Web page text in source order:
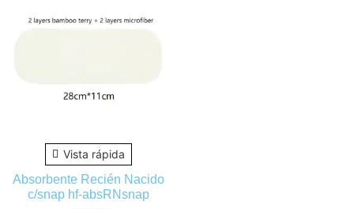
Vista rápida
Absorbente Recién Nacido
c/snap hf-absRNsnap